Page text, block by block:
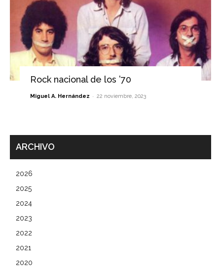
Rock nacional de los ’70
Miguel A. Hernández - 22 noviembre, 2023
ARCHIVO
2026
2025
2024
2023
2022
2021
2020